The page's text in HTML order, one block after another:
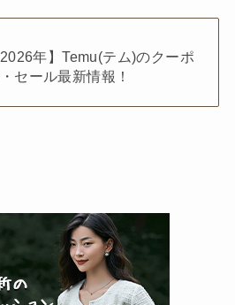
2026年】Temu(テム)のクーポ
セール最新情報！